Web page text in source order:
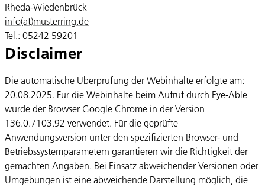
Rheda-Wiedenbrück
info(at)musterring.de
Tel.: 05242 59201
Disclaimer
Die automatische Überprüfung der Webinhalte erfolgte am:
20.08.2025. Für die Webinhalte beim Aufruf durch Eye-Able
wurde der Browser Google Chrome in der Version
136.0.7103.92 verwendet. Für die geprüfte
Anwendungsversion unter den spezifizierten Browser- und
Betriebssystemparametern garantieren wir die Richtigkeit der
gemachten Angaben. Bei Einsatz abweichender Versionen oder
Umgebungen ist eine abweichende Darstellung möglich, die